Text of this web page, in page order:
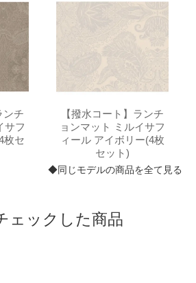
ンチ
サフ
枚セ
【撥水コート】ランチ
ョンマット ミルイサフ
ィール アイボリー(4枚
セット)
◆同じモデルの商品を全て見る
ェックした商品